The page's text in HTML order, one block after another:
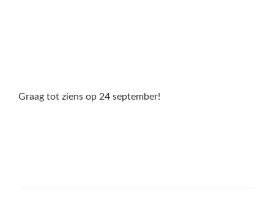
Graag tot ziens op 24 september!